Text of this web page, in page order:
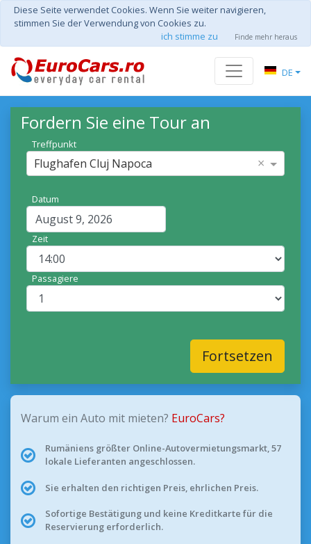
Diese Seite verwendet Cookies. Wenn Sie weiter navigieren,
stimmen Sie der Verwendung von Cookies zu.
ich stimme zu
Finde mehr heraus
DE
Fordern Sie eine Tour an
Treffpunkt
Flughafen Cluj Napoca ×
Datum
Zeit
Passagiere
Fortsetzen
Warum ein Auto mit mieten? EuroCars?
Rumäniens größter Online-Autovermietungsmarkt, 57
lokale Lieferanten angeschlossen.
Sie erhalten den richtigen Preis, ehrlichen Preis.
Sofortige Bestätigung und keine Kreditkarte für die
Reservierung erforderlich.